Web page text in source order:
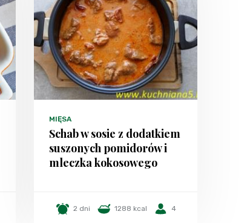
MIĘSA
Schab w sosie z dodatkiem
suszonych pomidorów i
mleczka kokosowego
2 dni 1288 kcal 4